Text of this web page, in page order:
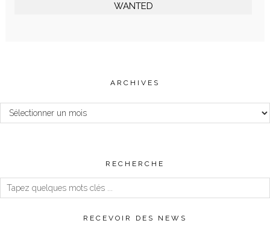
WANTED
ARCHIVES
Archives
RECHERCHE
RECEVOIR DES NEWS